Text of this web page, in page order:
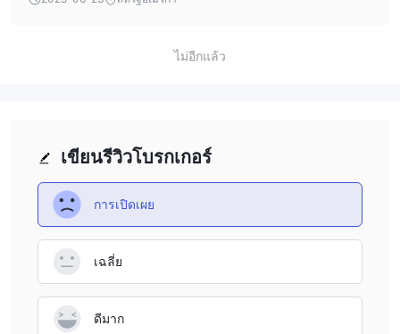
ไม่อีกแล้ว
เขียนรีวิวโบรกเกอร์
การเปิดเผย
เฉลี่ย
ดีมาก